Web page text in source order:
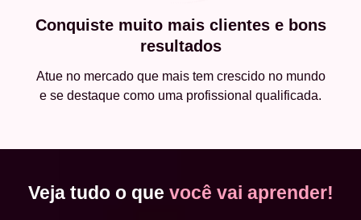
Conquiste muito mais clientes e bons
resultados
Atue no mercado que mais tem crescido no mundo
e se destaque como uma profissional qualificada.
Veja tudo o que você vai aprender!